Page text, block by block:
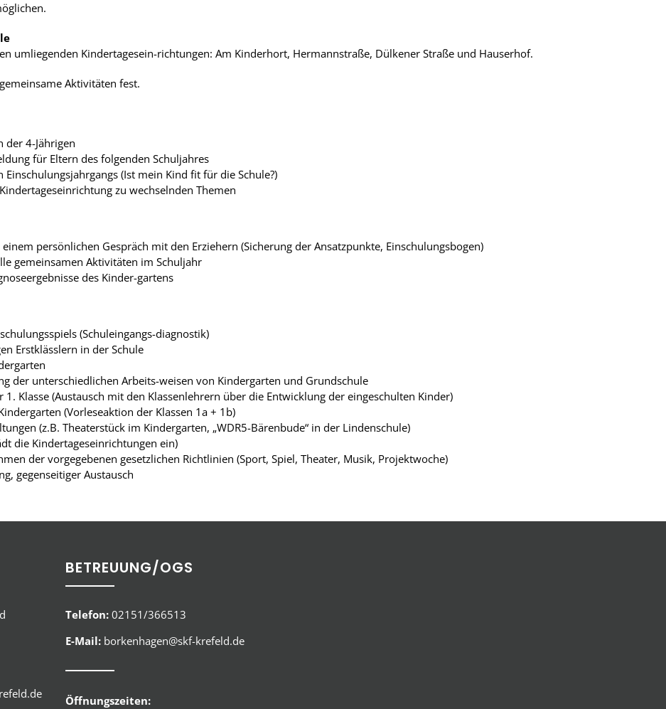
umliegenden Kindertagesein-richtungen: Am Kinderhort, Hermannstraße, Dülkener Straße und Hauserhof.
Aktivitäten fest.
der 4-Jährigen
für Eltern des folgenden Schuljahres
(Ist mein Kind fit für die Schule?)
zu wechselnden Themen
persönlichen Gespräch mit den Erziehern (Sicherung der Ansatzpunkte, Einschulungsbogen)
gemeinsamen Aktivitäten im Schuljahr
des Kinder-gartens
(Schuleingangs-diagnostik)
Erstklässlern in der Schule
der unterschiedlichen Arbeits-weisen von Kindergarten und Grundschule
Klasse (Austausch mit den Klassenlehrern über die Entwicklung der eingeschulten Kinder)
(Vorleseaktion der Klassen 1a + 1b)
(z.B. Theaterstück im Kindergarten, „WDR5-Bärenbude“ in der Lindenschule)
die Kindertageseinrichtungen ein)
der vorgegebenen gesetzlichen Richtlinien (Sport, Spiel, Theater, Musik, Projektwoche)
gegenseitiger Austausch
BETREUUNG/OGS
Telefon:02151/366513
E-Mail:borkenhagen@skf-krefeld.de
Öffnungszeiten: